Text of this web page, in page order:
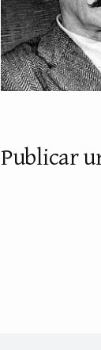
Publicar